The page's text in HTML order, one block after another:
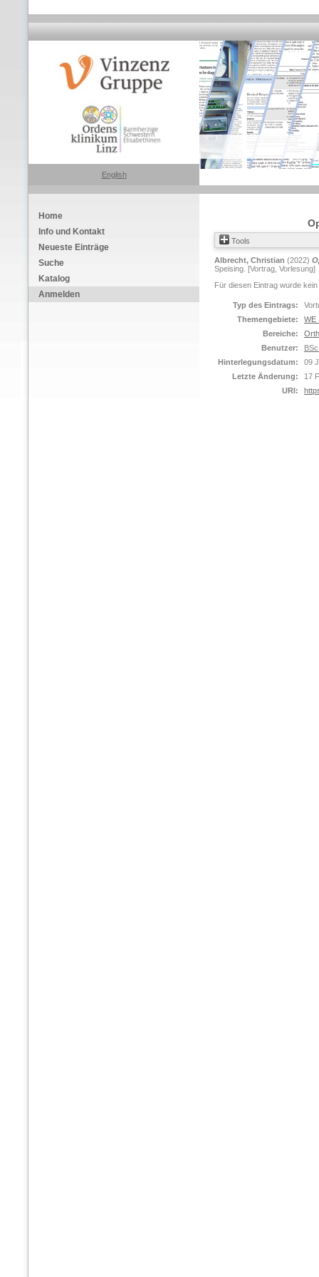
English
Home
Info und Kontakt
Neueste Einträge
Suche
Katalog
Anmelden
Tools
Albrecht, Christian (2022)
Speising. [Vortrag, Vorlesung]
Für diesen Eintrag wurde
Typ des Eintrags:
Themengebiete:
WE
Bereiche:
Benutzer:
Hinterlegungsdatum:
09
Letzte Änderung:
17
URI: